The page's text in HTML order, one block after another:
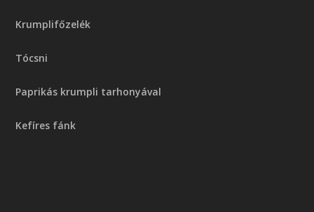
Krumplifőzelék
Tócsni
Paprikás krumpli tarhonyával
Kefíres fánk